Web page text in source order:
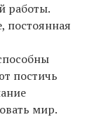
работы.
постоянная
постичь
мир.